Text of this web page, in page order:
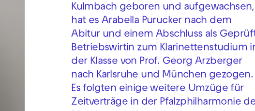
Kulmbach geboren und aufgewachsen,
hat es Arabella Purucker nach dem
Abitur und einem Abschluss als
Betriebswirtin zum Klarinettenstudium
der Klasse von Prof. Georg Arzberger
nach Karlsruhe und München gezogen.
Es folgten einige weitere Umzüge für
Zeitverträge in der Pfalzphilharmonie